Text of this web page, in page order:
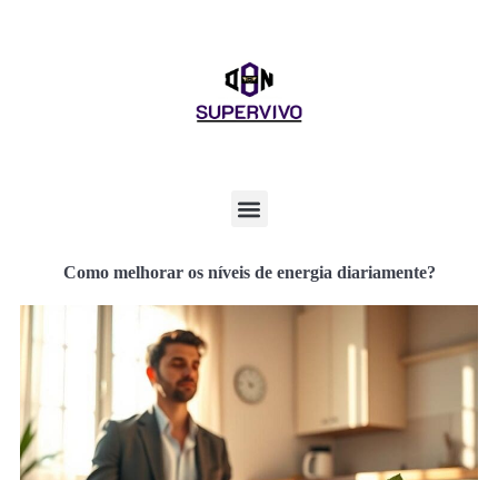
Como melhorar os níveis de energia diariamente?